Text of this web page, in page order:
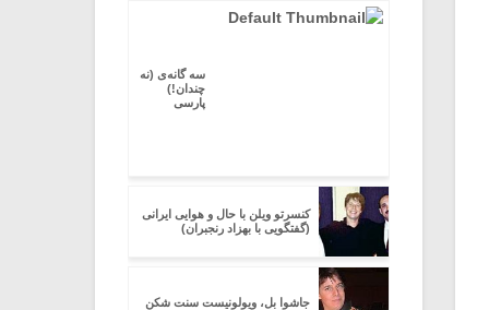
سه گانه‌ی (نه
چندان!)
پارسی
کنسرتو ویلن با حال و هوایی ایرانی
(گفتگویی با بهزاد رنجبران)
جاشوا بل، ویولونیست سنت شکن